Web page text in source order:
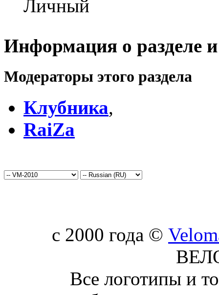
Личный
Информация о разделе
Модераторы этого раздела
Клубника,
RaiZa
c 2000 года ©
Все логотипы и